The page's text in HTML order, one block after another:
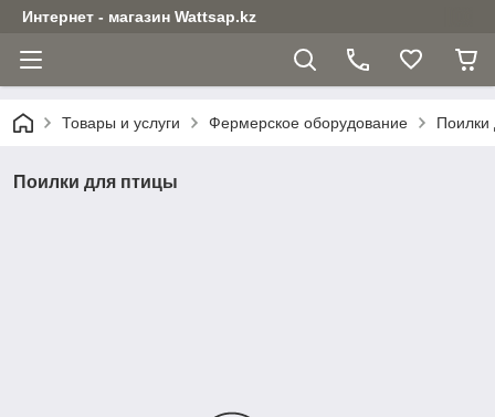
Интернет - магазин Wattsap.kz
Товары и услуги Фермерское оборудование Поилки
Поилки для птицы